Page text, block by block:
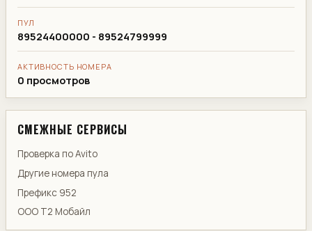
ПУЛ
89524400000 - 89524799999
АКТИВНОСТЬ НОМЕРА
0 просмотров
СМЕЖНЫЕ СЕРВИСЫ
Проверка по Avito
Другие номера пула
Префикс 952
ООО Т2 Мобайл